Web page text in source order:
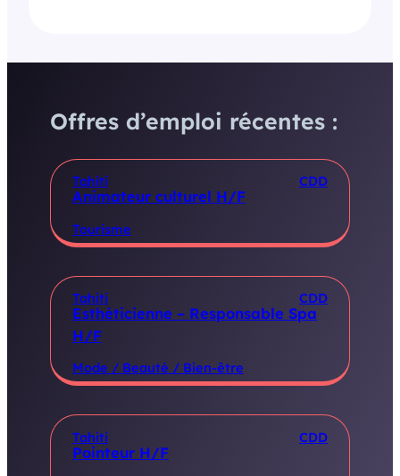
Offres d’emploi récentes :
Tahiti CDD
Animateur culturel H/F
Tourisme
Tahiti CDD
Esthéticienne – Responsable Spa
H/F
Mode / Beauté / Bien-être
Tahiti CDD
Pointeur H/F